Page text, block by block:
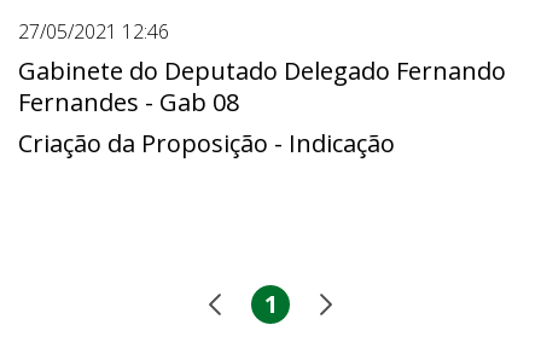
27/05/2021 12:46
Gabinete do Deputado Delegado Fernando
Fernandes - Gab 08
Criação da Proposição - Indicação
1